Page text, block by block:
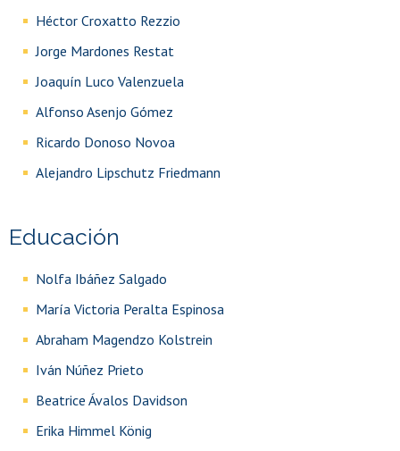
Héctor Croxatto Rezzio
Jorge Mardones Restat
Joaquín Luco Valenzuela
Alfonso Asenjo Gómez
Ricardo Donoso Novoa
Alejandro Lipschutz Friedmann
Educación
Nolfa Ibáñez Salgado
María Victoria Peralta Espinosa
Abraham Magendzo Kolstrein
Iván Núñez Prieto
Beatrice Ávalos Davidson
Erika Himmel König